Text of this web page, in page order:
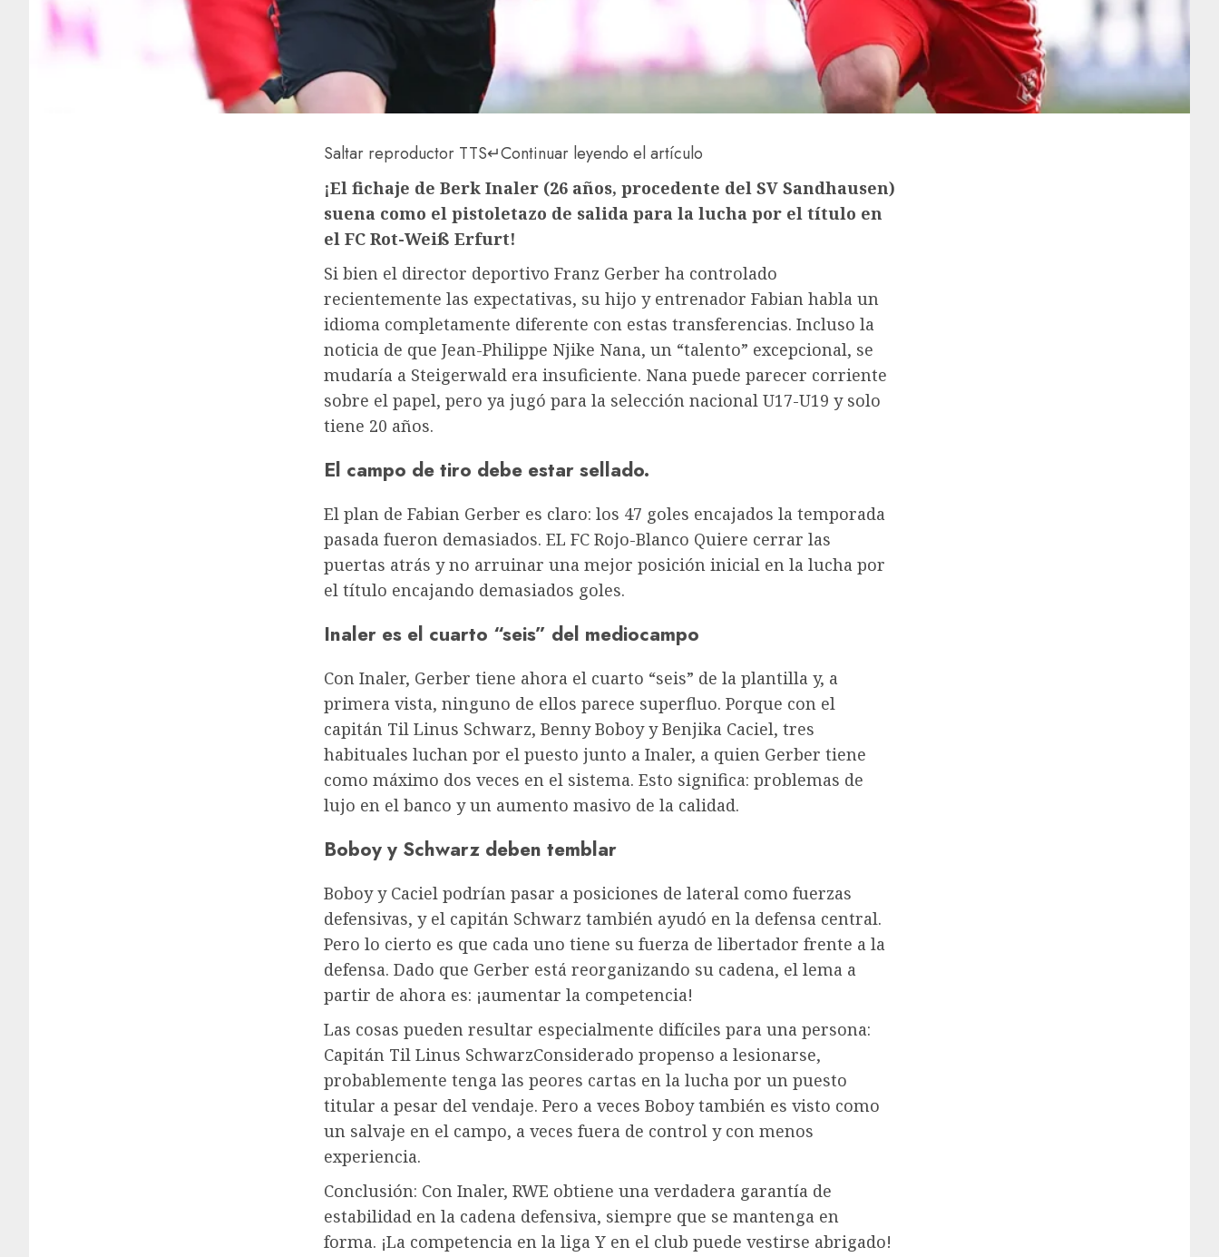
Saltar reproductor TTS↵Continuar leyendo el artículo
¡El fichaje de Berk Inaler (26 años, procedente del SV Sandhausen)
suena como el pistoletazo de salida para la lucha por el título en
el FC Rot-Weiß Erfurt!
Si bien el director deportivo Franz Gerber ha controlado
recientemente las expectativas, su hijo y entrenador Fabian habla un
idioma completamente diferente con estas transferencias. Incluso la
noticia de que Jean-Philippe Njike Nana, un “talento” excepcional, se
mudaría a Steigerwald era insuficiente. Nana puede parecer corriente
sobre el papel, pero ya jugó para la selección nacional U17-U19 y solo
tiene 20 años.
El campo de tiro debe estar sellado.
El plan de Fabian Gerber es claro: los 47 goles encajados la temporada
pasada fueron demasiados. EL FC Rojo-Blanco Quiere cerrar las
puertas atrás y no arruinar una mejor posición inicial en la lucha por
el título encajando demasiados goles.
Inaler es el cuarto “seis” del mediocampo
Con Inaler, Gerber tiene ahora el cuarto “seis” de la plantilla y, a
primera vista, ninguno de ellos parece superfluo. Porque con el
capitán Til Linus Schwarz, Benny Boboy y Benjika Caciel, tres
habituales luchan por el puesto junto a Inaler, a quien Gerber tiene
como máximo dos veces en el sistema. Esto significa: problemas de
lujo en el banco y un aumento masivo de la calidad.
Boboy y Schwarz deben temblar
Boboy y Caciel podrían pasar a posiciones de lateral como fuerzas
defensivas, y el capitán Schwarz también ayudó en la defensa central.
Pero lo cierto es que cada uno tiene su fuerza de libertador frente a la
defensa. Dado que Gerber está reorganizando su cadena, el lema a
partir de ahora es: ¡aumentar la competencia!
Las cosas pueden resultar especialmente difíciles para una persona:
Capitán Til Linus SchwarzConsiderado propenso a lesionarse,
probablemente tenga las peores cartas en la lucha por un puesto
titular a pesar del vendaje. Pero a veces Boboy también es visto como
un salvaje en el campo, a veces fuera de control y con menos
experiencia.
Conclusión: Con Inaler, RWE obtiene una verdadera garantía de
estabilidad en la cadena defensiva, siempre que se mantenga en
forma. ¡La competencia en la liga Y en el club puede vestirse abrigado!